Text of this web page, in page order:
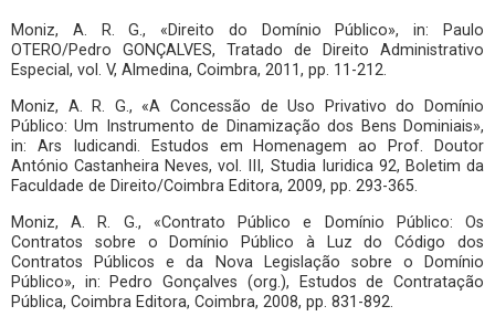
Moniz, A. R. G., «Direito do Domínio Público», in: Paulo
OTERO/Pedro GONÇALVES, Tratado de Direito Administrativo
Especial, vol. V, Almedina, Coimbra, 2011, pp. 11-212.
Moniz, A. R. G., «A Concessão de Uso Privativo do Domínio
Público: Um Instrumento de Dinamização dos Bens Dominiais»,
in: Ars Iudicandi. Estudos em Homenagem ao Prof. Doutor
António Castanheira Neves, vol. III, Studia Iuridica 92, Boletim da
Faculdade de Direito/Coimbra Editora, 2009, pp. 293-365.
Moniz, A. R. G., «Contrato Público e Domínio Público: Os
Contratos sobre o Domínio Público à Luz do Código dos
Contratos Públicos e da Nova Legislação sobre o Domínio
Público», in: Pedro Gonçalves (org.), Estudos de Contratação
Pública, Coimbra Editora, Coimbra, 2008, pp. 831-892.